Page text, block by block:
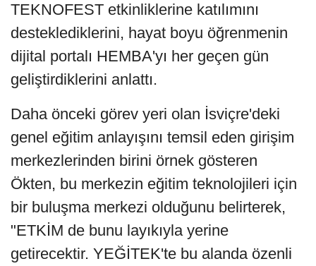
TEKNOFEST etkinliklerine katılımını
desteklediklerini, hayat boyu öğrenmenin
dijital portalı HEMBA'yı her geçen gün
geliştirdiklerini anlattı.
Daha önceki görev yeri olan İsviçre'deki
genel eğitim anlayışını temsil eden girişim
merkezlerinden birini örnek gösteren
Ökten, bu merkezin eğitim teknolojileri için
bir buluşma merkezi olduğunu belirterek,
"ETKİM de bunu layıkıyla yerine
getirecektir. YEĞİTEK'te bu alanda özenli